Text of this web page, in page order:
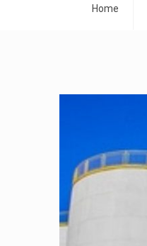
Home